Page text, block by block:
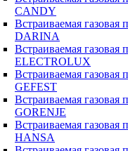
CANDY
Встраиваемая газовая
DARINA
Встраиваемая газовая
ELECTROLUX
Встраиваемая газовая
GEFEST
Встраиваемая газовая
GORENJE
Встраиваемая газовая
HANSA